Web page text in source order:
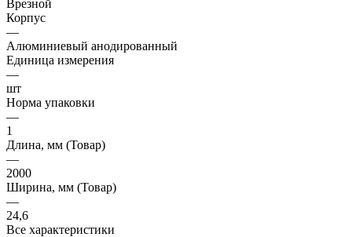
Врезной
Корпус
—
Алюминиевый анодированный
Единица измерения
—
шт
Норма упаковки
—
1
Длина, мм (Товар)
—
2000
Ширина, мм (Товар)
—
24,6
Все характеристики